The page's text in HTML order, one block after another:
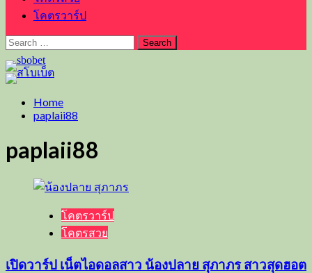
โคตรวาร์ป
Search
for:
Home
paplaii88
paplaii88
โคตรวาร์ป
โคตรสวย
เปิดวาร์ป เน็ตไอดอลสาว น้องปลาย สุภาภร สาวสุดฮอต